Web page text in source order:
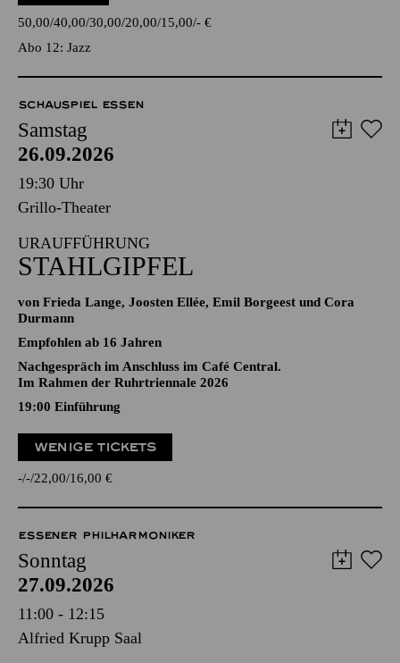
50,00 40,00 30,00 20,00 15,00 - €
Abo 12: Jazz
SCHAUSPIEL ESSEN
Samstag
26.09.2026
19:30 Uhr
Grillo-Theater
URAUFFÜHRUNG
STAHLGIPFEL
von Frieda Lange, Joosten Ellée, Emil Borgeest und Cora
Durmann
Empfohlen ab 16 Jahren
Nachgespräch im Anschluss im Café Central.
Im Rahmen der Ruhrtriennale 2026
19:00 Einführung
WENIGE TICKETS
- - 22,00 16,00 €
ESSENER PHILHARMONIKER
Sonntag
27.09.2026
11:00 - 12:15
Alfried Krupp Saal